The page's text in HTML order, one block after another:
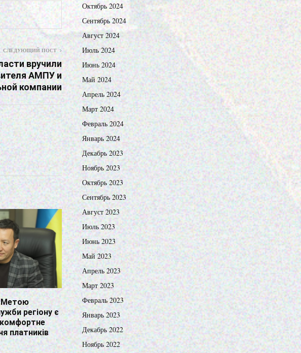
СЛЕДУЮЩИЙ ПОСТ
вручили
АМПУ и
компании
регіону є
платників
Октябрь 2024
Сентябрь 2024
Август 2024
Июль 2024
Июнь 2024
Май 2024
Апрель 2024
Март 2024
Февраль 2024
Январь 2024
Декабрь 2023
Ноябрь 2023
Октябрь 2023
Сентябрь 2023
Август 2023
Июль 2023
Июнь 2023
Май 2023
Апрель 2023
Март 2023
Февраль 2023
Январь 2023
Декабрь 2022
Ноябрь 2022